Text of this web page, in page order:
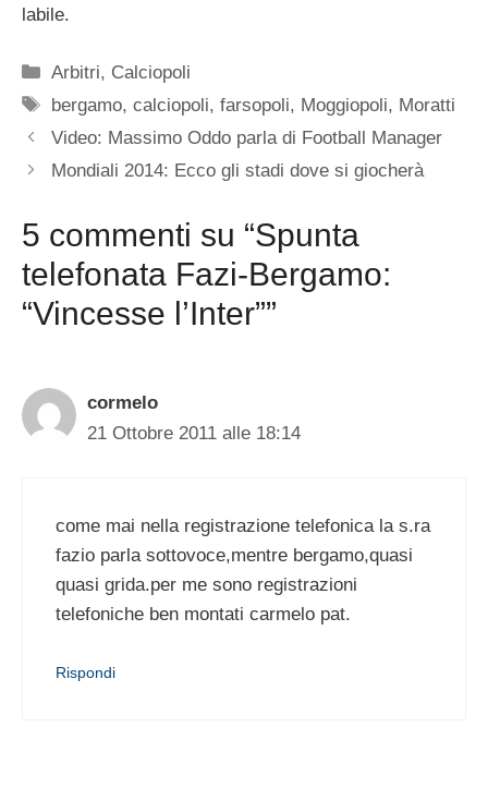
labile.
Categorie
Arbitri, Calciopoli
Tag
bergamo,calciopoli,farsopoli, Moggiopoli, Moratti
Video: Massimo Oddo parla di Football Manager
Mondiali 2014: Ecco gli stadi dove si giocherà
5 commenti su “Spunta
telefonata Fazi-Bergamo:
“Vincesse l’Inter””
cormelo
21 Ottobre 2011 alle 18:14
come mai nella registrazione telefonica la s.ra
fazio parla sottovoce,mentre bergamo,quasi
quasi grida.per me sono registrazioni
telefoniche ben montati carmelo pat.
Rispondi